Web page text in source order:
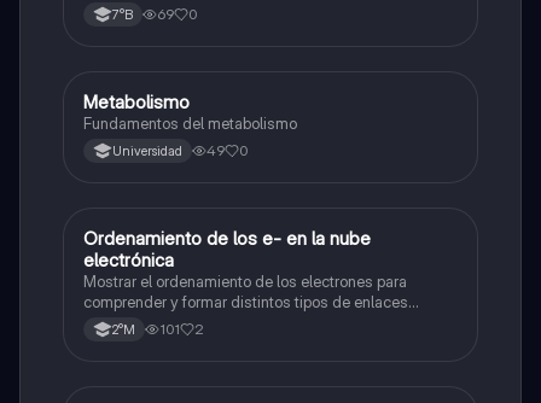
7°B 69 0
Química
Metabolismo
Fundamentos del metabolismo
Universidad 49 0
Química
Ordenamiento de los e- en la nube
electrónica
Mostrar el ordenamiento de los electrones para
comprender y formar distintos tipos de enlaces
químicos.
2°M 101 2